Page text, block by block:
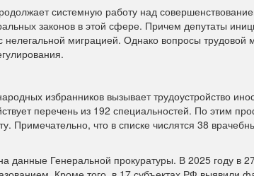
системную работу над
законов в этой сфере. Причем депутаты
нелегальной миграцией. Однако вопросы
избранников вызывает трудоустройство
перечень из 192 специальностей. По этим
Примечательно, что в списке числятся 38
данные Генеральной прокуратуры. В 2025 году в